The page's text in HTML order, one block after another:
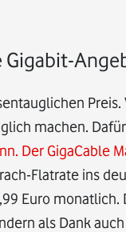
Gigabit-
machen.
Der GigaCable
Flatrate ins
Euro
als Dank